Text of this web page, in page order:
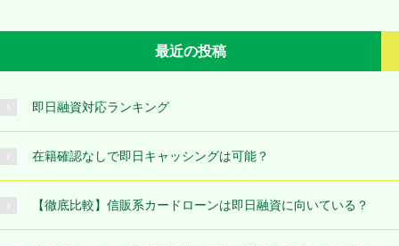
最近の投稿
即日融資対応ランキング
在籍確認なしで即日キャッシングは可能？
【徹底比較】信販系カードローンは即日融資に向いている？